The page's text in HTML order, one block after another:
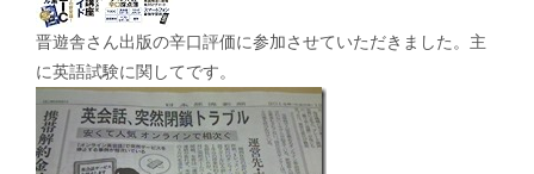
晋遊舎さん出版の辛口評価に参加させていただきました。主
に英語試験に関してです。